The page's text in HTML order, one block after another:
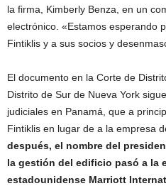
la firma, Kimberly Benza, en un
electrónico. «Estamos esperando
Fintiklis y a sus socios y
El documento en la Corte de
Distrito de Sur de Nueva York
judiciales en Panamá, que a
Fintiklis en lugar de a la empresa
después, el nombre del
la gestión del edificio pasó a la
estadounidense Marriott